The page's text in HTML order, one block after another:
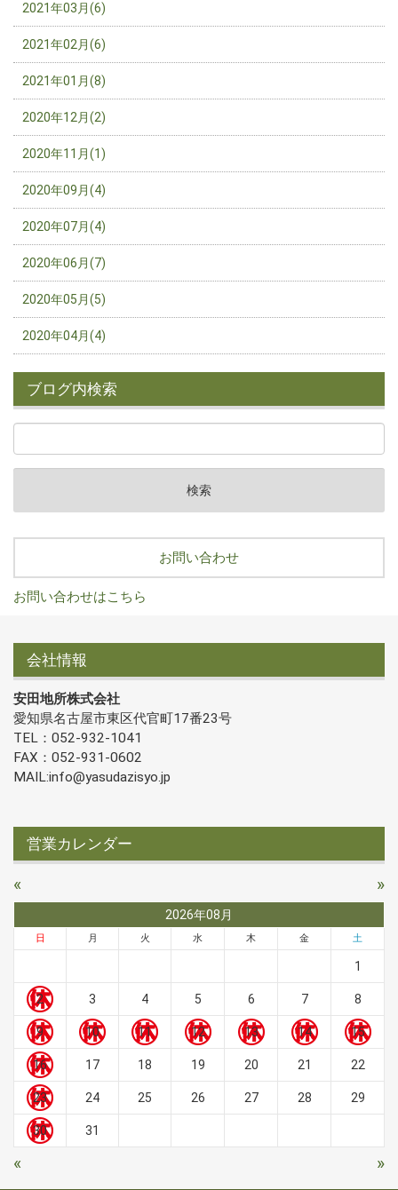
2021年03月(6)
2021年02月(6)
2021年01月(8)
2020年12月(2)
2020年11月(1)
2020年09月(4)
2020年07月(4)
2020年06月(7)
2020年05月(5)
2020年04月(4)
ブログ内検索
お問い合わせ
お問い合わせはこちら
会社情報
安田地所株式会社
愛知県名古屋市東区代官町17番23号
TEL：052-932-1041
FAX：052-931-0602
MAIL:info@yasudazisyo.jp
営業カレンダー
« »
2026年08月
日 月 火 水 木 金 土
1
2 3 4 5 6 7 8
9 10 11 12 13 14 15
16 17 18 19 20 21 22
23 24 25 26 27 28 29
30 31
« »